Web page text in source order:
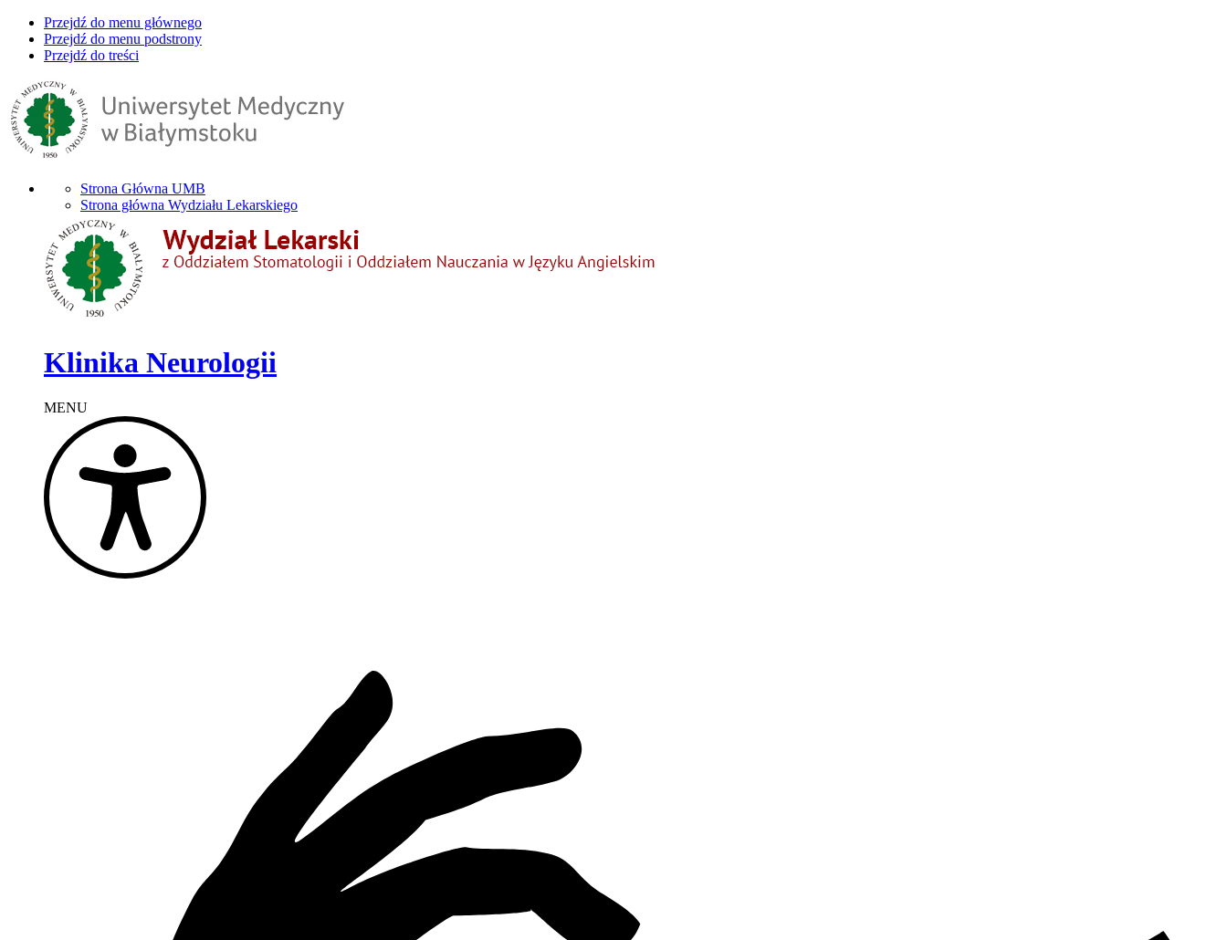
Przejdź do menu głównego
Przejdź do menu podstrony
Przejdź do treści
Strona Główna UMB
Strona główna Wydziału Lekarskiego
Klinika Neurologii
MENU